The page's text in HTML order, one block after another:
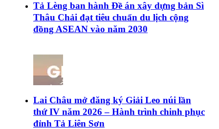
Tả Lèng ban hành Đề án xây dựng bản Sì
Thâu Chải đạt tiêu chuẩn du lịch cộng
đồng ASEAN vào năm 2030
Lai Châu mở đăng ký Giải Leo núi lần
thứ IV năm 2026 – Hành trình chinh phục
đỉnh Tả Liên Sơn